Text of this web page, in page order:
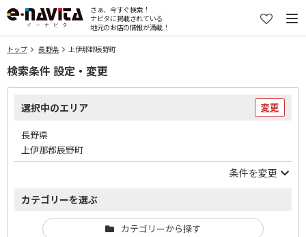
さぁ、今すぐ検索！
ナビタに掲載されている
地元のお店の情報が満載！
トップ 長野県 上伊那郡辰野町
検索条件 設定・変更
選択中のエリア 変更
長野県
上伊那郡辰野町
条件を変更
カテゴリーを選ぶ
カテゴリーから探す